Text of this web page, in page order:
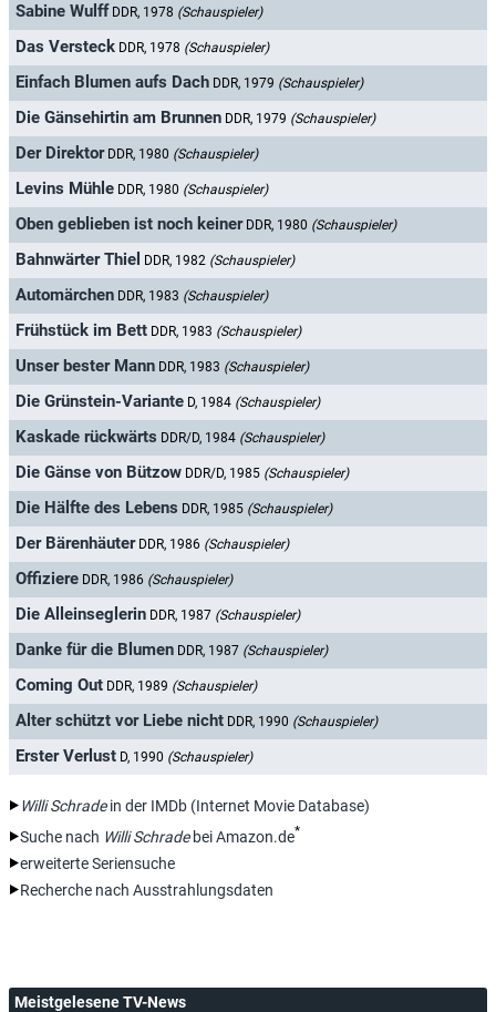
Sabine Wulff DDR, 1978 (Schauspieler)
Das Versteck DDR, 1978 (Schauspieler)
Einfach Blumen aufs Dach DDR, 1979 (Schauspieler)
Die Gänsehirtin am Brunnen DDR, 1979 (Schauspieler)
Der Direktor DDR, 1980 (Schauspieler)
Levins Mühle DDR, 1980 (Schauspieler)
Oben geblieben ist noch keiner DDR, 1980 (Schauspieler)
Bahnwärter Thiel DDR, 1982 (Schauspieler)
Automärchen DDR, 1983 (Schauspieler)
Frühstück im Bett DDR, 1983 (Schauspieler)
Unser bester Mann DDR, 1983 (Schauspieler)
Die Grünstein-Variante D, 1984 (Schauspieler)
Kaskade rückwärts DDR/D, 1984 (Schauspieler)
Die Gänse von Bützow DDR/D, 1985 (Schauspieler)
Die Hälfte des Lebens DDR, 1985 (Schauspieler)
Der Bärenhäuter DDR, 1986 (Schauspieler)
Offiziere DDR, 1986 (Schauspieler)
Die Alleinseglerin DDR, 1987 (Schauspieler)
Danke für die Blumen DDR, 1987 (Schauspieler)
Coming Out DDR, 1989 (Schauspieler)
Alter schützt vor Liebe nicht DDR, 1990 (Schauspieler)
Erster Verlust D, 1990 (Schauspieler)
Willi Schradein der IMDb (Internet Movie Database)
Suche nach Willi Schradebei Amazon.de*
erweiterte Seriensuche
Recherche nach Ausstrahlungsdaten
Meistgelesene TV-News